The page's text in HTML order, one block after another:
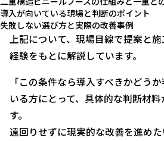
導入が向いている現場と判断のポイント
失敗しない選び方と実際の改善事例
上記について、現場目線で提案と
経験をもとに解説しています。
「この条件なら導入すべきかどう
いる方にとって、具体的な判断材
す。
遠回りせずに現実的な改善を進め